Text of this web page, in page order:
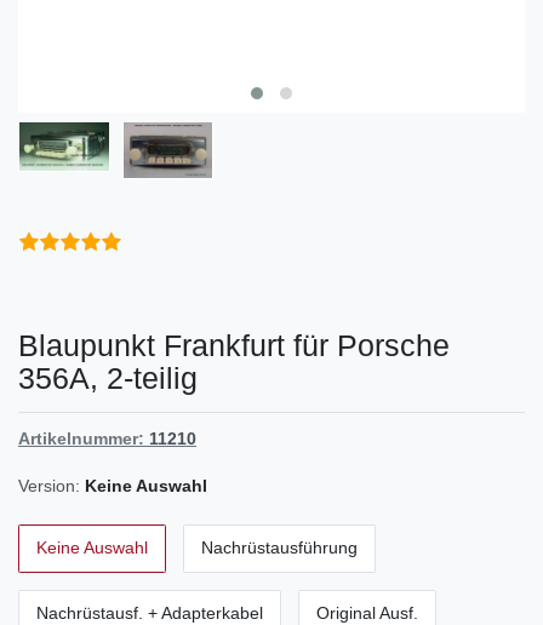
Blaupunkt Frankfurt für Porsche
356A, 2-teilig
Artikelnummer: 11210
Version: Keine Auswahl
Keine Auswahl Nachrüstausführung
Nachrüstausf. + Adapterkabel Original Ausf.